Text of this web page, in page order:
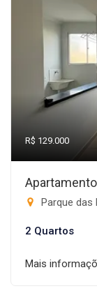
R$ 129.000
Parque das
2 Quartos
Mais